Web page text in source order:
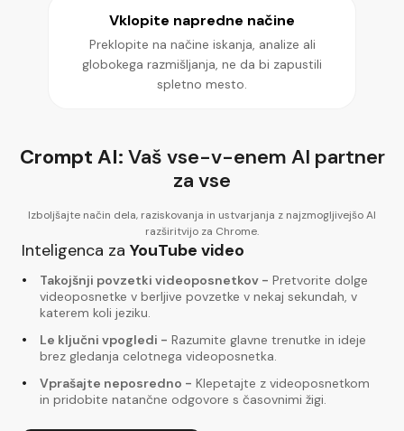
Vklopite napredne načine
Preklopite na načine iskanja, analize ali
globokega razmišljanja, ne da bi zapustili
spletno mesto.
Crompt AI: Vaš vse-v-enem AI partner
za vse
Izboljšajte način dela, raziskovanja in ustvarjanja z najzmogljivejšo AI
razširitvijo za Chrome.
Inteligenca za YouTube video
Takojšnji povzetki videoposnetkov - Pretvorite dolge
videoposnetke v berljive povzetke v nekaj sekundah, v
katerem koli jeziku.
Le ključni vpogledi - Razumite glavne trenutke in ideje
brez gledanja celotnega videoposnetka.
Vprašajte neposredno - Klepetajte z videoposnetkom
in pridobite natančne odgovore s časovnimi žigi.